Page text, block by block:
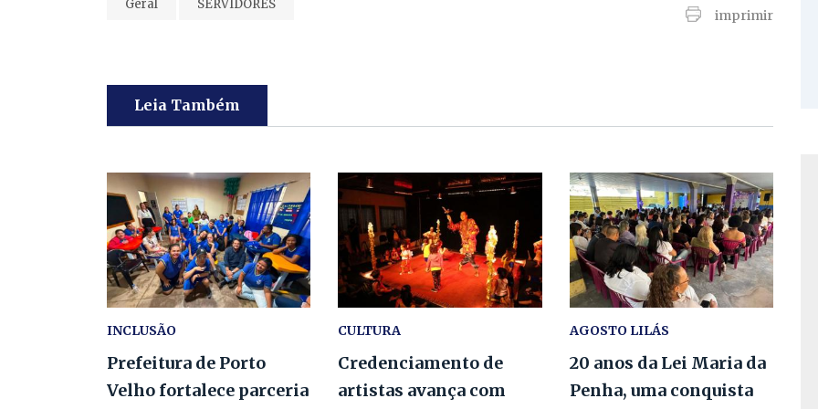
Geral SERVIDORES
imprimir
Leia Também
INCLUSÃO
Prefeitura de Porto
Velho fortalece parceria
CULTURA
Credenciamento de
artistas avança com
AGOSTO LILÁS
20 anos da Lei Maria da
Penha, uma conquista